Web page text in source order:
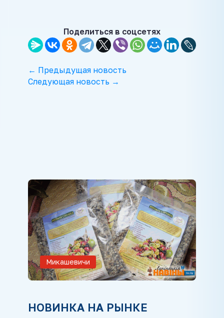
Поделиться в соцсетях
← Предыдущая новость
Следующая новость →
Микашевичи
НОВИНКА НА РЫНКЕ